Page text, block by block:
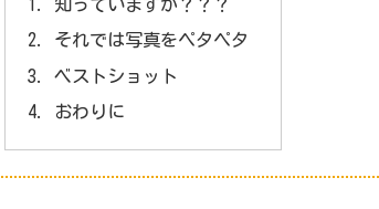
知っていますか？？？
それでは写真をペタペタ
ベストショット
おわりに